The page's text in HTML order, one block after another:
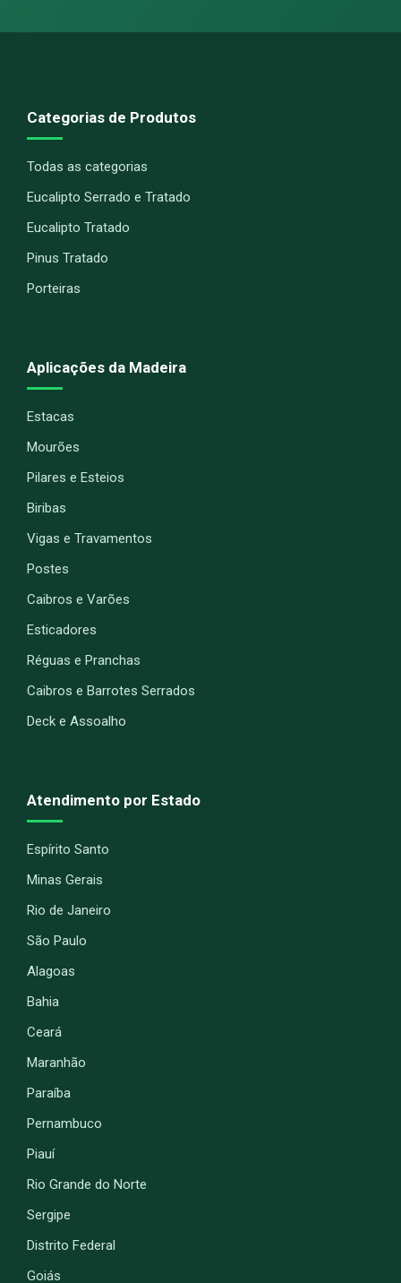
Categorias de Produtos
Todas as categorias
Eucalipto Serrado e Tratado
Eucalipto Tratado
Pinus Tratado
Porteiras
Aplicações da Madeira
Estacas
Mourões
Pilares e Esteios
Biribas
Vigas e Travamentos
Postes
Caibros e Varões
Esticadores
Réguas e Pranchas
Caibros e Barrotes Serrados
Deck e Assoalho
Atendimento por Estado
Espírito Santo
Minas Gerais
Rio de Janeiro
São Paulo
Alagoas
Bahia
Ceará
Maranhão
Paraíba
Pernambuco
Piauí
Rio Grande do Norte
Sergipe
Distrito Federal
Goiás